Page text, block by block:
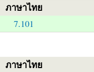
ภาษาไทย
7.101
ภาษาไทย